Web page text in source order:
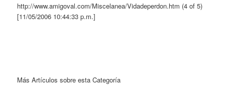
http://www.amigoval.com/Miscelanea/Vidadeperdon.htm (4 of 5)
[11/05/2006 10:44:33 p.m.]
Más Artículos sobre esta Categoría